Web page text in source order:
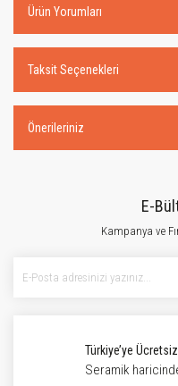
Ürün Yorumları
Taksit Seçenekleri
Önerileriniz
E-
Kampanya ve
Türkiye’ye
Seramik